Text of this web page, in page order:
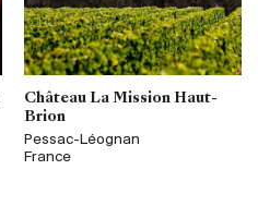
Château La Mission Haut-
Brion
Pessac-Léognan
France